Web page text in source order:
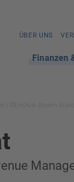
ÜBER UNS
Finanzen